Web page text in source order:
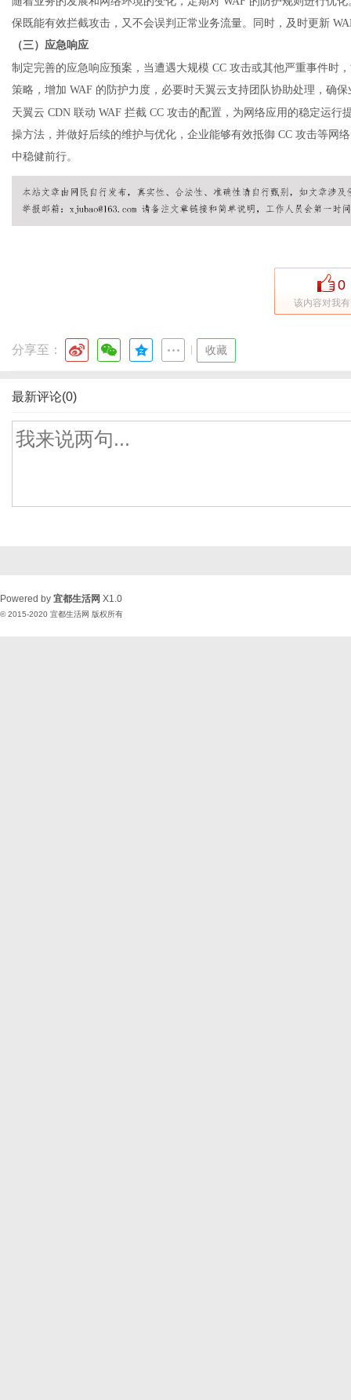
保既能有效拦截攻击，又不会误判正常业务流量。同时，及时更新
（三）应急响应
制定完善的应急响应预案，当遭遇大规模 CC 攻击或其他严重事件时
策略，增加 WAF 的防护力度，必要时天翼云支持团队协助处理，确
天翼云 CDN 联动 WAF 拦截 CC 攻击的配置，为网络应用的稳定运
操方法，并做好后续的维护与优化，企业能够有效抵御 CC 攻击等网
中稳健前行。
0
该内容对我
分享至： 收藏
最新评论(0)
Powered by 宜都生活网 X1.0
© 2015-2020 宜都生活网 版权所有